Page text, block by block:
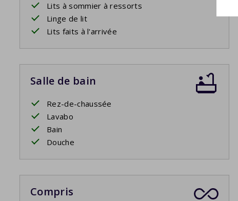
Lits à sommier à ressorts
Linge de lit
Lits faits à l'arrivée
Salle de bain
Rez-de-chaussée
Lavabo
Bain
Douche
Compris